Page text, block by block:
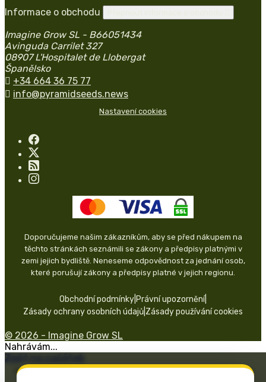
Informace o obchodu
Imagine Grow SL - B66051434
Avinguda Carrilet 327
08907 L'Hospitalet de Llobergat
Španělsko
 +34 664 36 75 77
 info@pyramidseeds.news
Nastavení cookies
Doporučujeme našim zákazníkům, aby se před nákupem na
těchto stránkách seznámili se zákony a předpisy platnými v
zemi jejich bydliště. Neneseme odpovědnost za jednání osob,
které porušují zákony a předpisy platné v jejich regionu.
Obchodní podmínky Právní upozornění|
Zásady ochrany osobních údajů Zásady používání cookies
© 2026 - Imagine Grow SL
Nahrávám...
Programa Kit Digital financiado por los fondos Next Generation del